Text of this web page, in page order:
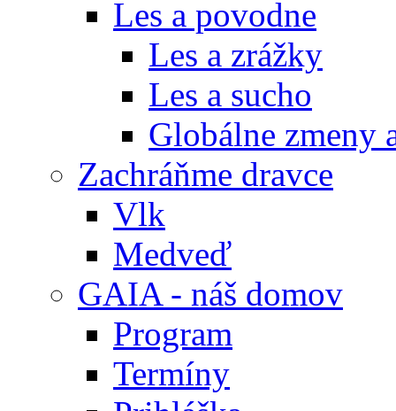
Les a povodne
Les a zrážky
Les a sucho
Globálne zmeny
Zachráňme dravce
Vlk
Medveď
GAIA - náš domov
Program
Termíny